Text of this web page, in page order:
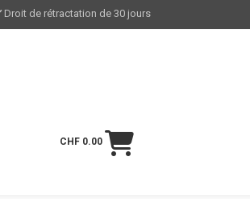
Droit de rétractation de 30 jours
CHF 0.00